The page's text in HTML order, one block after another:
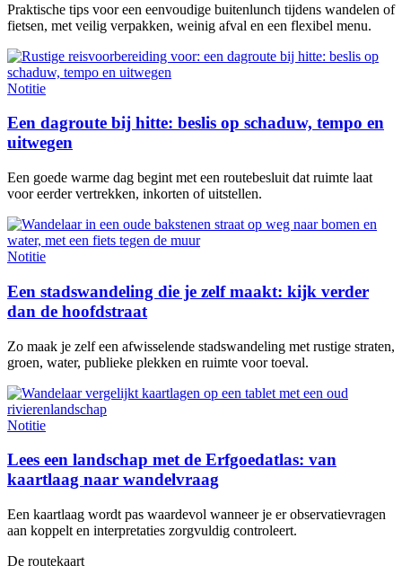
Praktische tips voor een eenvoudige buitenlunch tijdens wandelen of
fietsen, met veilig verpakken, weinig afval en een flexibel menu.
Notitie
Een dagroute bij hitte: beslis op schaduw, tempo en
uitwegen
Een goede warme dag begint met een routebesluit dat ruimte laat
voor eerder vertrekken, inkorten of uitstellen.
Notitie
Een stadswandeling die je zelf maakt: kijk verder
dan de hoofdstraat
Zo maak je zelf een afwisselende stadswandeling met rustige straten,
groen, water, publieke plekken en ruimte voor toeval.
Notitie
Lees een landschap met de Erfgoedatlas: van
kaartlaag naar wandelvraag
Een kaartlaag wordt pas waardevol wanneer je er observatievragen
aan koppelt en interpretaties zorgvuldig controleert.
De routekaart